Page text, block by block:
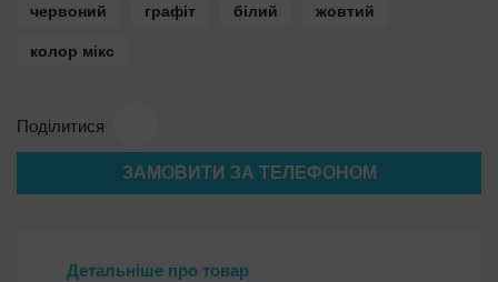
червоний графіт білий жовтий
колор мікс
Поділитися
ЗАМОВИТИ ЗА ТЕЛЕФОНОМ
Детальніше про товар